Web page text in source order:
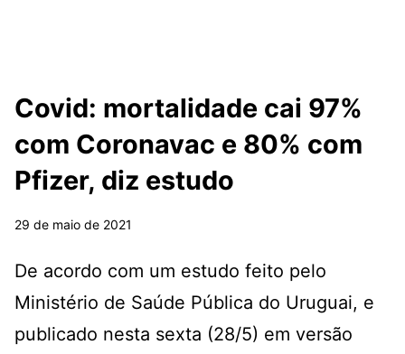
Covid: mortalidade cai 97%
com Coronavac e 80% com
Pfizer, diz estudo
29 de maio de 2021
De acordo com um estudo feito pelo
Ministério de Saúde Pública do Uruguai, e
publicado nesta sexta (28/5) em versão